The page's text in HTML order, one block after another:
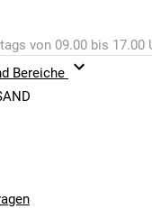
von 09.00 bis 17.00
Bereiche